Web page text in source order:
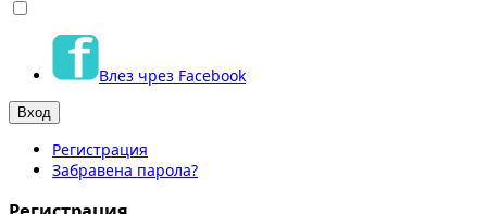
Влез чрез Facebook
Регистрация
Забравена парола?